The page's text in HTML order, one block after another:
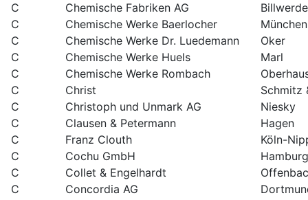
C
Chemische Fabriken AG
C
Chemische Werke Baerlocher
München
C
Chemische Werke Dr. Luedemann
Oker
C
Chemische Werke Huels
Marl
C
Chemische Werke Rombach
C
Christ
Schmitz
C
Christoph und Unmark AG
Niesky
C
Clausen & Petermann
Hagen
C
Franz Clouth
Köln-
C
Cochu GmbH
Hamburg
C
Collet & Engelhardt
C
Concordia AG